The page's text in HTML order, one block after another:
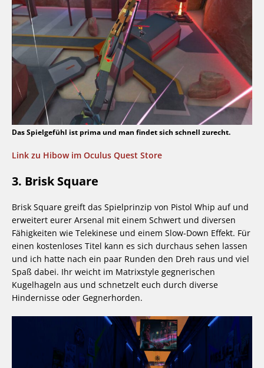
Das Spielgefühl ist prima und man findet sich schnell zurecht.
Link zu Hibow im Oculus Quest Store
3. Brisk Square
Brisk Square greift das Spielprinzip von Pistol Whip auf und
erweitert eurer Arsenal mit einem Schwert und diversen
Fähigkeiten wie Telekinese und einem Slow-Down Effekt. Für
einen kostenloses Titel kann es sich durchaus sehen lassen
und ich hatte nach ein paar Runden den Dreh raus und viel
Spaß dabei. Ihr weicht im Matrixstyle gegnerischen
Kugelhageln aus und schnetzelt euch durch diverse
Hindernisse oder Gegnerhorden.